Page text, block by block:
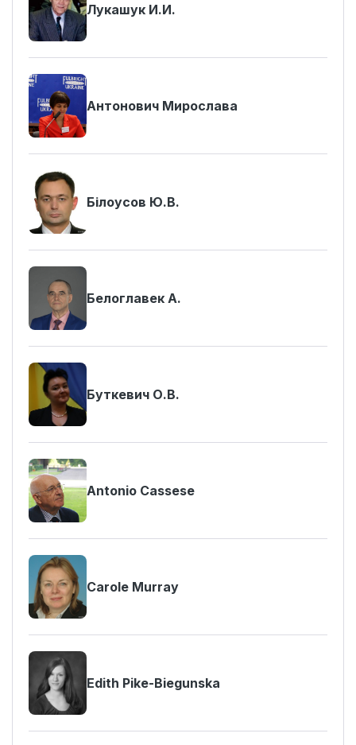
Лукашук И.И.
Антонович Мирослава
Білоусов Ю.В.
Белоглавек А.
Буткевич О.В.
Antonio Cassese
Carole Murray
Edith Pike-Biegunska